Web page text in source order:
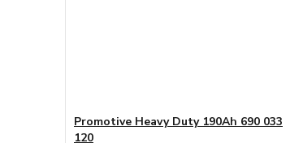
Promotive Heavy Duty 190Ah 690 033
120